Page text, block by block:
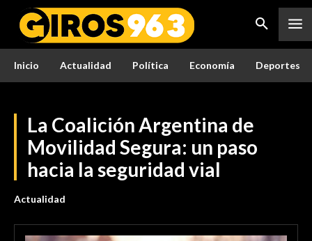
Inicio Actualidad Política Economía Deportes
La Coalición Argentina de
Movilidad Segura: un paso
hacia la seguridad vial
Actualidad